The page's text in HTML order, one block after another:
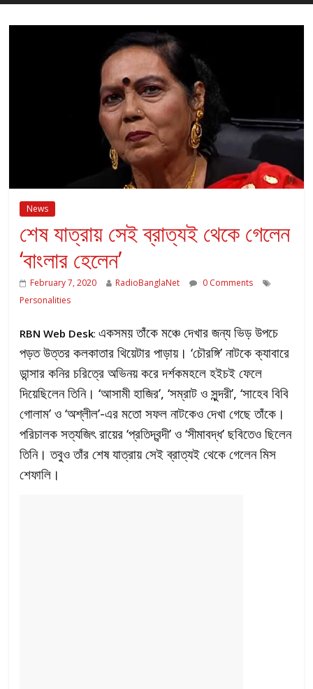
News
শেষ যাত্রায় সেই ব্রাত্যই থেকে গেলেন
‘বাংলার হেলেন’
February 7, 2020 RadioBanglaNet
0 Comments
Personalities
RBN Web Desk:একসময় তাঁকে মঞ্চে দেখার জন্য ভিড় উপচে
পড়ত উত্তর কলকাতার থিয়েটার পাড়ায়। ‘চৌরঙ্গি’ নাটকে ক্যাবারে
ডান্সার কনির চরিত্রে অভিনয় করে দর্শকমহলে হইচই ফেলে
দিয়েছিলেন তিনি। ‘আসামী হাজির’, ‘সম্রাট ও সুন্দরী’, ‘সাহেব বিবি
গোলাম’ ও ‘অশ্লীল’-এর মতো সফল নাটকেও দেখা গেছে তাঁকে।
পরিচালক সত্যজিৎ রায়ের ‘প্রতিদ্বন্দী’ ও ‘সীমাবদ্ধ’ ছবিতেও ছিলেন
তিনি। তবুও তাঁর শেষ যাত্রায় সেই ব্রাত্যই থেকে গেলেন মিস
শেফালি।